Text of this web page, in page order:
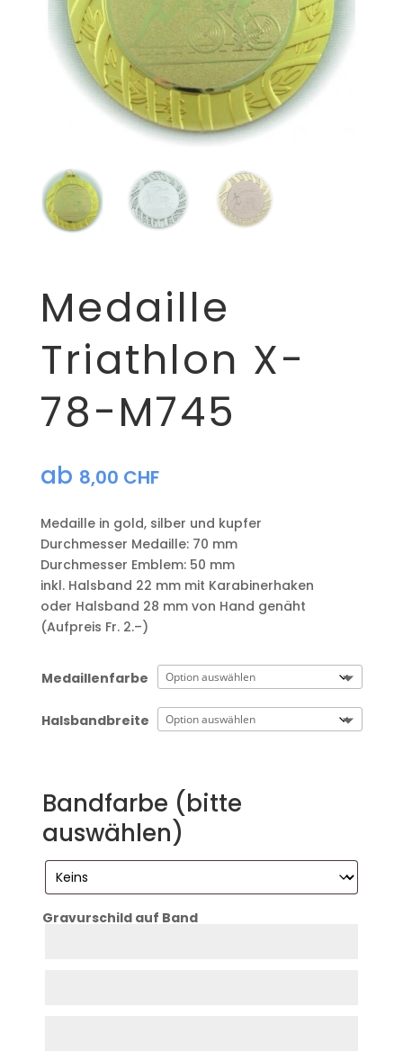
Medaille
Triathlon X-
78-M745
ab 8,00 CHF
Medaille in gold, silber und kupfer
​Durchmesser Medaille: 70 mm
Durchmesser Emblem: 50 mm
​inkl. Halsband 22 mm mit Karabinerhaken
oder Halsband 28 mm von Hand genäht
(Aufpreis Fr. 2.–)
Medaillenfarbe
Halsbandbreite
Bandfarbe (bitte
auswählen)
Gravurschild auf Band